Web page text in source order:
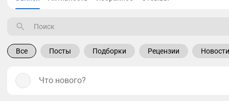
Все Посты Подборки Рецензии Новости
Что нового?